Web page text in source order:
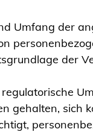
Umfang der
der
gehalten, sich